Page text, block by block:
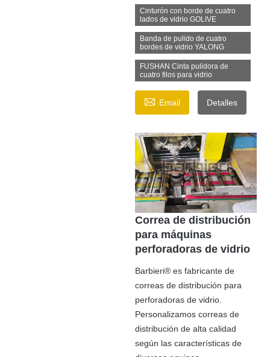
Cinturón con borde de cuatro
lados de vidrio GOLIVE
Banda de pulido de cuatro
bordes de vidrio YALONG
FUSHAN Cinta pulidora de
cuatro filos para vidrio
 Email Detalles
Correa de distribución
para máquinas
perforadoras de vidrio
Barbieri® es fabricante de
correas de distribución para
perforadoras de vidrio.
Personalizamos correas de
distribución de alta calidad
según las características de